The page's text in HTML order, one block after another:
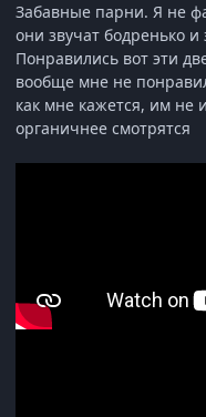
Забавные парни. Я не
они звучат бодренько и
Понравились вот эти
вообще мне не
как мне кажется, им не
органичнее смотрятся